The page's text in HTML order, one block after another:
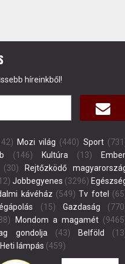
híreinkből!
Mozi világ (440) Sport
(146) Kultúra (13)
Rejtőzködő
Jobbegyenes (3296)
kávéház (549) Tv fotel
(15) Gazdaság
Mondom a magamét
gondolja (43) Belföld
Heti lámpás (459)